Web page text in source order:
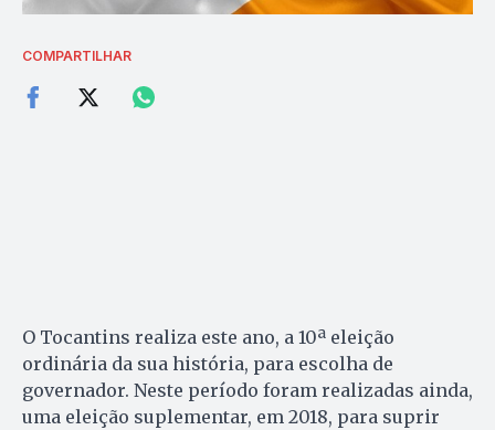
COMPARTILHAR
O Tocantins realiza este ano, a 10ª eleição
ordinária da sua história, para escolha de
governador. Neste período foram realizadas ainda,
uma eleição suplementar, em 2018, para suprir